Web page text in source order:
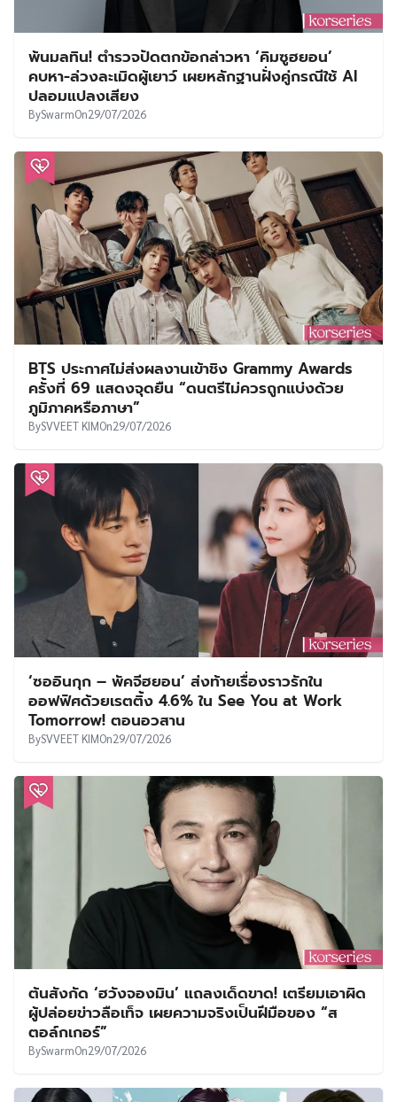
พ้นมลทิน! ตำรวจปัดตกข้อกล่าวหา ‘คิมซูฮยอน’
คบหา-ล่วงละเมิดผู้เยาว์ เผยหลักฐานฝั่งคู่กรณีใช้ AI
ปลอมแปลงเสียง
BySwarmOn29/07/2026
BTS ประกาศไม่ส่งผลงานเข้าชิง Grammy Awards
ครั้งที่ 69 แสดงจุดยืน “ดนตรีไม่ควรถูกแบ่งด้วย
ภูมิภาคหรือภาษา”
BySVVEET KIMOn29/07/2026
‘ซออินกุก – พัคจีฮยอน’ ส่งท้ายเรื่องราวรักใน
ออฟฟิศด้วยเรตติ้ง 4.6% ใน See You at Work
Tomorrow! ตอนอวสาน
BySVVEET KIMOn29/07/2026
ต้นสังกัด ‘ฮวังจองมิน’ แถลงเด็ดขาด! เตรียมเอาผิด
ผู้ปล่อยข่าวลือเท็จ เผยความจริงเป็นฝีมือของ “ส
ตอล์กเกอร์”
BySwarmOn29/07/2026